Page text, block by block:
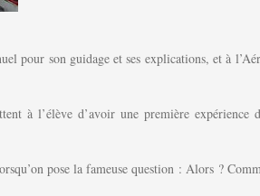
pour son guidage et ses explications, et à
à l’élève d’avoir une première expérience
pose la fameuse question : Alors ?